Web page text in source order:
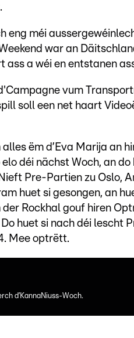
eng méi
war an
ass a wéi en entstanen
vum
soll een net haart
ëm d’Eva Marija an
déi nächst Woch, an do
Pre-Partien zu Oslo,
huet si gesongen, an
Rockhal gouf hiren
huet si nach déi lescht
Mee optrëtt.
d’KannaNiuss-Woch.